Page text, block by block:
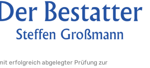
erfolgreich abgelegter Prüfung zur